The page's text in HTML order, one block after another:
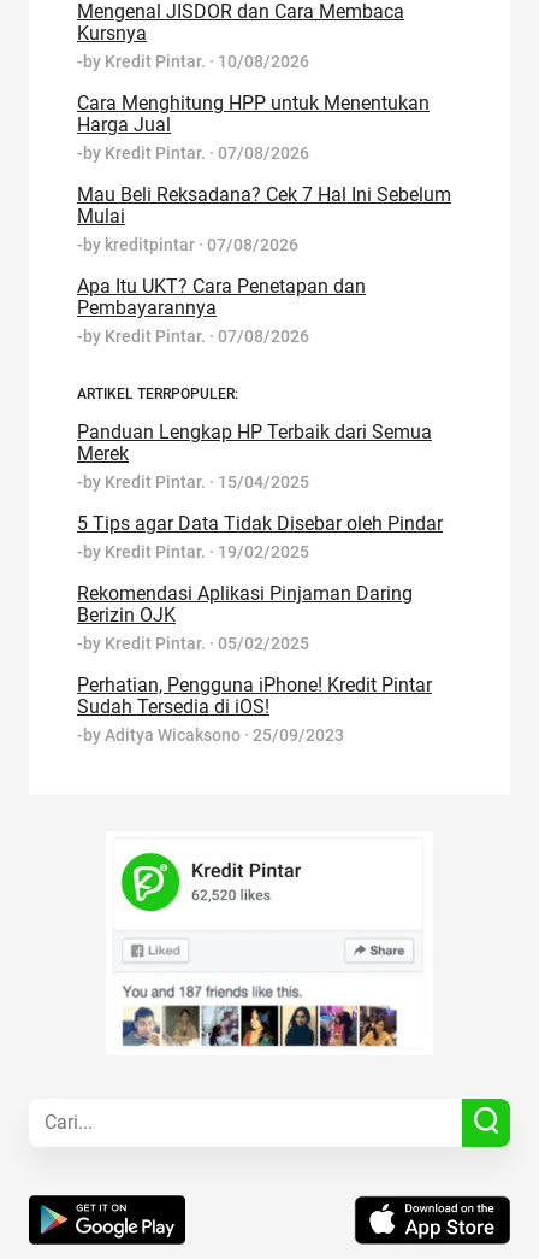
Mengenal JISDOR dan Cara Membaca
Kursnya
-by Kredit Pintar. · 10/08/2026
Cara Menghitung HPP untuk Menentukan
Harga Jual
-by Kredit Pintar. · 07/08/2026
Mau Beli Reksadana? Cek 7 Hal Ini Sebelum
Mulai
-by kreditpintar · 07/08/2026
Apa Itu UKT? Cara Penetapan dan
Pembayarannya
-by Kredit Pintar. · 07/08/2026
ARTIKEL TERRPOPULER:
Panduan Lengkap HP Terbaik dari Semua
Merek
-by Kredit Pintar. · 15/04/2025
5 Tips agar Data Tidak Disebar oleh Pindar
-by Kredit Pintar. · 19/02/2025
Rekomendasi Aplikasi Pinjaman Daring
Berizin OJK
-by Kredit Pintar. · 05/02/2025
Perhatian, Pengguna iPhone! Kredit Pintar
Sudah Tersedia di iOS!
-byAditya Wicaksono · 25/09/2023